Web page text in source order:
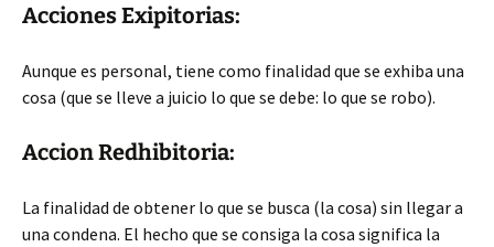
Acciones Exipitorias:
Aunque es personal, tiene como finalidad que se exhiba una
cosa (que se lleve a juicio lo que se debe: lo que se robo).
Accion Redhibitoria:
La finalidad de obtener lo que se busca (la cosa) sin llegar a
una condena. El hecho que se consiga la cosa significa la